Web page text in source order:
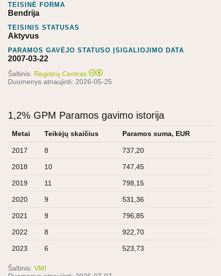
TEISINĖ FORMA
Bendrija
TEISINIS STATUSAS
Aktyvus
PARAMOS GAVĖJO STATUSO ĮSIGALIOJIMO DATA
2007-03-22
Šaltinis: Registrų Centras
Duomenys atnaujinti: 2026-05-25
1,2% GPM Paramos gavimo istorija
Metai Teikėjų skaičius Paramos suma, EUR
2017 8 737,20
2018 10 747,45
2019 11 798,15
2020 9 531,36
2021 9 796,85
2022 8 922,70
2023 6 523,73
Šaltinis: VMI